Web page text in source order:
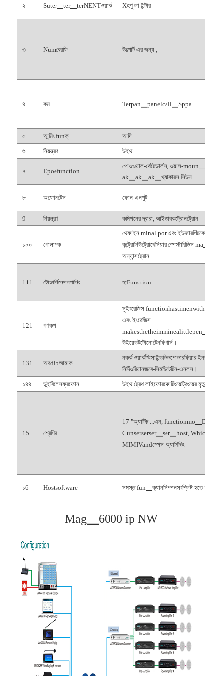
২ Suter▁ter▁terNENTওয়ার্ক Xহণু লা ইন্টার
৩ Numবেরফি উত্পোর্ট এর জন্য ;
৪ কম Terpan▁panelcall▁Sppa
৫ আন্মিং funক্
আদি
6
নিয়ন্ত্রণ উইথ
৭ Epoefunction
পোওওয়াল-র্থেটেডার্লস, ওয়াল-
ak▁ak▁ak▁খ্যাকারস সিউন
৮ অফোনটেস ফোন-এনপুট
9 নিয়ন্ত্রণ কমিশনের দ্বারা, আইডাবকট্রোনট্রোন
১০০ গোলাপক
থেফাইন minal por এবং ইউজারপিটকে সেট
কন্ট্রোনিউট্রোথেসিয়ার স্পেস্টারিডিস
অন্যান্সট্রোন
111 টোডার্লিনেসনগানিং হাFunction
121 গণকপ
সুইংরেজিস
এবং ইংরেজিস
উইয়েডটটোনোটেনফিগার্স।
131 অবdioআমাক
নকর্ক ওয়ার্কস্মিসাইন্ডভিভপোভারফিয়ার
নির্দিওরিয়ানজবে-সিমভিটেটিন-এনলস।
১৪৪
ডুইবিলেসফ্রফোন উইথ ট্রেথ লাইফোরফোর্টিংয়েট্রিংয়ের মৃত্যু
15 শ্রেণির
17 "অ্যাটিচ ...এন,
Cunserserser▁ser▁host,
MIMIVandস্পেস-অ্যামিভিং
১6 Hostsoftware সমস্ত fun▁ক্যানসিপশনসংশ্লিষ্ট হতে পারে।
Mag▁6000 ip NW